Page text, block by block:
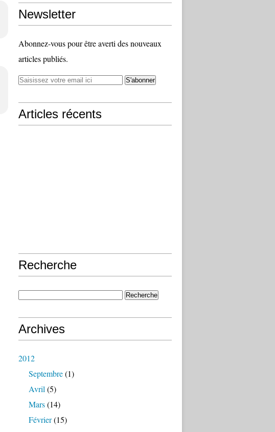
Newsletter
Abonnez-vous pour être averti des nouveaux
articles publiés.
Articles récents
Recherche
Archives
2012
Septembre(1)
Avril (5)
Mars(14)
Février(15)